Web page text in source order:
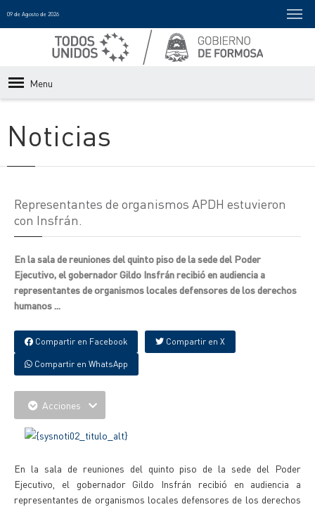
09 de Agosto de 2026
Menu
Noticias
Representantes de organismos APDH estuvieron
con Insfrán.
En la sala de reuniones del quinto piso de la sede del Poder
Ejecutivo, el gobernador Gildo Insfrán recibió en audiencia a
representantes de organismos locales defensores de los derechos
humanos ...
Compartir en Facebook Compartir en X
Compartir en WhatsApp
Acciones
En la sala de reuniones del quinto piso de la sede del Poder
Ejecutivo, el gobernador Gildo Insfrán recibió en audiencia a
representantes de organismos locales defensores de los derechos